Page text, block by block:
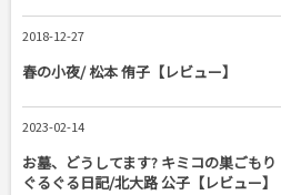
2018-12-27
春の小夜/ 松本 侑子【レビュー】
2023-02-14
お墓、どうしてます? キミコの巣ごもり
ぐるぐる日記/北大路 公子【レビュー】